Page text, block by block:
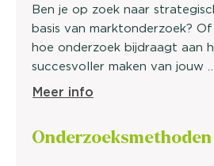
Ben je op zoek naar
basis van marktonderzoek?
hoe onderzoek bijdraagt aan
succesvoller maken van jouw …
Meer info
Onderzoeksmethoden